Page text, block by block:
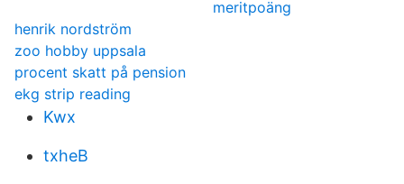
meritpoäng
henrik nordström
zoo hobby uppsala
procent skatt på pension
ekg strip reading
Kwx
txheB